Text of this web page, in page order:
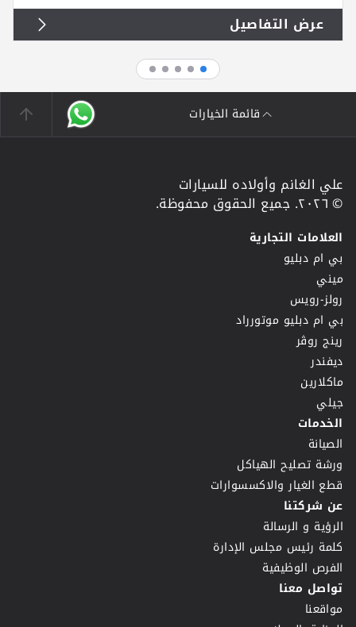
عرض التفاصيل
قائمة الخيارات
علي الغانم وأولاده للسيارات
© ٢٠٢٦. جميع الحقوق محفوظة.
العلامات التجارية
بي ام دبليو
ميني
رولز-رويس
بي ام دبليو موتورراد
رينج روڤر
ديفندر
ماكلارين
جيلي
الخدمات
الصيانة
ورشة تصليح الهياكل
قطع الغيار والاكسسوارات
عن شركتنا
الرؤية و الرسالة
كلمة رئيس مجلس الإدارة
الفرص الوظيفية
تواصل معنا
مواقعنا